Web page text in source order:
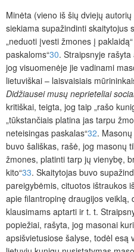
Minėta (vieno iš šių dviejų
siekiama supažindinti skaitytojus
„neduoti įvesti žmones į
paskaloms“30. Straipsnyje
jog visuomenėje jie vadinami
lietuviškai – laisvaisiais
Didžiausei musų neprieteliai
kritiškai, teigta, jog taip „rašo
„tūkstančiais platina jas tarpu
neteisingas paskalas“32.
buvo šališkas, rašė, jog masonų
žmones, platinti tarp jų vienybę,
kito“33. Skaitytojas buvo
pareigybėmis, cituotos ištraukos
apie filantropinę draugijos veiklą,
klausimams aptarti ir t. t.
popiežiai, rašyta, jog masonai
apsišvietusiose šalyse, todėl esą